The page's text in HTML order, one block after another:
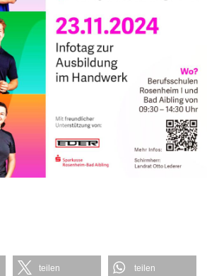
teilen teilen